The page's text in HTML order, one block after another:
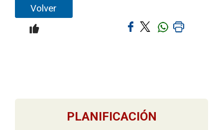
Volver
PLANIFICACIÓN